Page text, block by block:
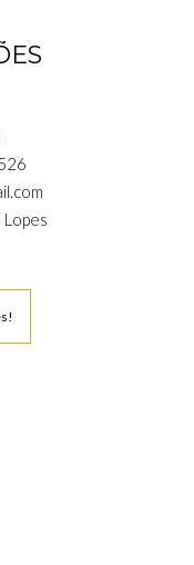
Lopes